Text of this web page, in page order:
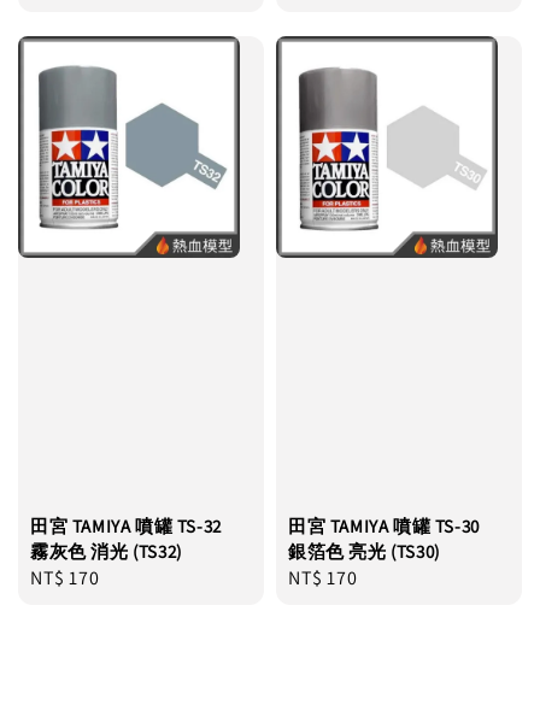
田宮 TAMIYA 噴罐 TS-32
霧灰色 消光 (TS32)
Regular
NT$ 170
田宮 TAMIYA 噴罐 TS-30
銀箔色 亮光 (TS30)
Regular
NT$ 170